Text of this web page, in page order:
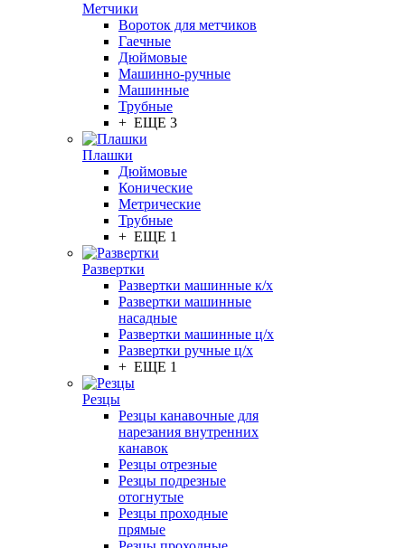
Метчики
Вороток для метчиков
Гаечные
Дюймовые
Машинно-ручные
Машинные
Трубные
+ ЕЩЕ 3
Плашки
Дюймовые
Конические
Метрические
Трубные
+ ЕЩЕ 1
Развертки
Развертки машинные к/х
Развертки машинные
насадные
Развертки машинные ц/х
Развертки ручные ц/х
+ ЕЩЕ 1
Резцы
Резцы канавочные для
нарезания внутренних
канавок
Резцы отрезные
Резцы подрезные
отогнутые
Резцы проходные
прямые